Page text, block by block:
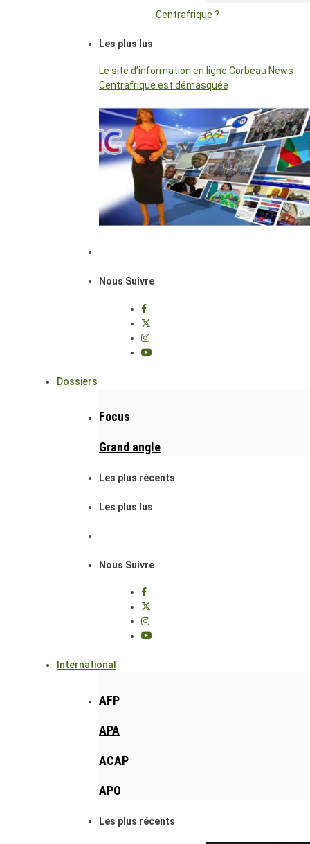
Centrafrique ?
Les plus lus
Le site d’information en ligne Corbeau News
Centrafrique est démasquée
Nous Suivre
Dossiers
Focus
Grand angle
Les plus récents
Les plus lus
Nous Suivre
International
AFP
APA
ACAP
APO
Les plus récents